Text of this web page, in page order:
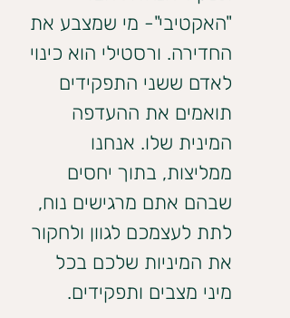
"האקטיבי"- מי שמצבע את
החדירה. ורסטילי הוא כינוי
לאדם ששני התפקידים
תואמים את ההעדפה
המינית שלו. אנחנו
ממליצות, בתוך יחסים
שבהם אתם מרגישים נוח,
לתת לעצמכם לגוון ולחקור
את המיניות שלכם בכל
מיני מצבים ותפקידים.